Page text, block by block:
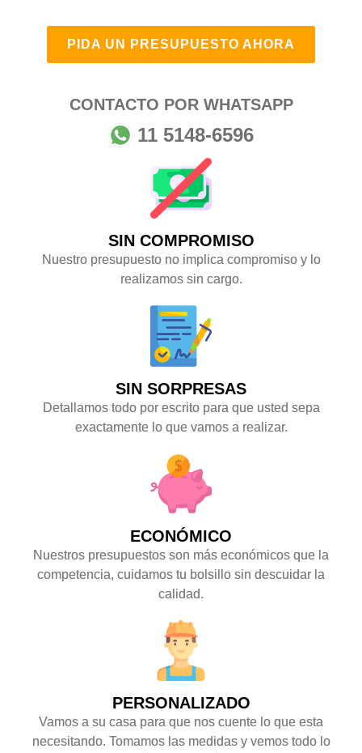
PIDA UN PRESUPUESTO AHORA
CONTACTO POR WHATSAPP
11 5148-6596
SIN COMPROMISO
Nuestro presupuesto no implica compromiso y lo
realizamos sin cargo.
SIN SORPRESAS
Detallamos todo por escrito para que usted sepa
exactamente lo que vamos a realizar.
ECONÓMICO
Nuestros presupuestos son más económicos que la
competencia, cuidamos tu bolsillo sin descuidar la
calidad.
PERSONALIZADO
Vamos a su casa para que nos cuente lo que esta
necesitando. Tomamos las medidas y vemos todo lo